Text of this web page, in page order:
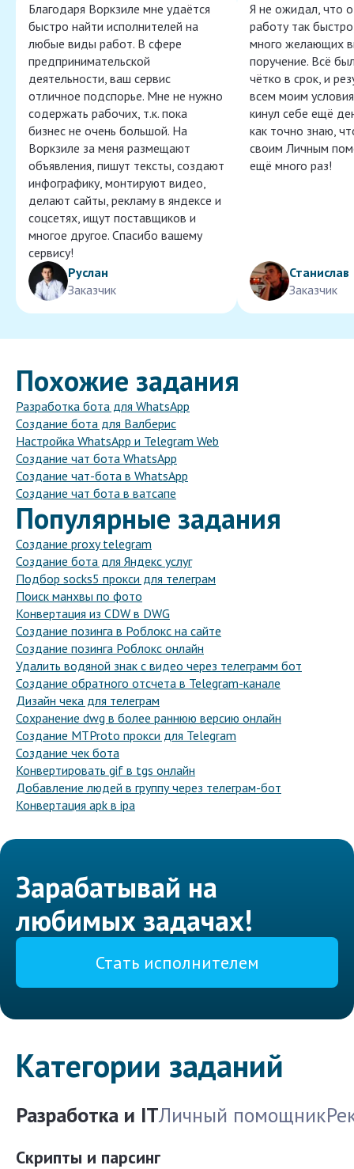
Благодаря Воркзиле мне удаётся
быстро найти исполнителей на
любые виды работ. В сфере
предпринимательской
деятельности, ваш сервис
отличное подспорье. Мне не нужно
содержать рабочих, т.к. пока
бизнес не очень большой. На
Воркзиле за меня размещают
объявления, пишут тексты, создают
инфографику, монтируют видео,
делают сайты, рекламу в яндексе и
соцсетях, ищут поставщиков и
многое другое. Спасибо вашему
сервису!
Руслан
Заказчик
Я не ожидал, что
работу так
много желающих
поручение. Всё
чётко в срок, и
всем моим
кинул себе ещё
как точно знаю,
своим Личным
ещё много раз!
Станислав
Заказчик
Похожие задания
Разработка бота для WhatsApp
Создание бота для Валберис
Настройка WhatsApp и Telegram Web
Создание чат бота WhatsApp
Создание чат-бота в WhatsApp
Создание чат бота в ватсапе
Популярные задания
Создание proxy telegram
Создание бота для Яндекс услуг
Подбор socks5 прокси для телеграм
Поиск манхвы по фото
Конвертация из CDW в DWG
Создание позинга в Роблокс на сайте
Создание позинга Роблокс онлайн
Удалить водяной знак с видео через телеграмм бот
Создание обратного отсчета в Telegram-канале
Дизайн чека для телеграм
Сохранение dwg в более раннюю версию онлайн
Создание MTProto прокси для Telegram
Создание чек бота
Конвертировать gif в tgs онлайн
Добавление людей в группу через телеграм-бот
Конвертация apk в ipa
Зарабатывай на
любимых задачах!
Стать исполнителем
Категории заданий
Разработка и ITЛичный помощник
Скрипты и парсинг